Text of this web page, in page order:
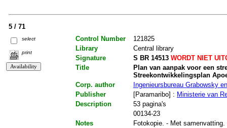
5 / 71
select
print
Control Number
121825
Library
Central library
Signature
S BR 14513WORDT NIET
Title
Plan van aanpak voor een
Streekontwikkelingsplan
Corp. author
Ingenieursbureau Grabowsky
Publisher
[Paramaribo] : Ministerie van
Description
53 pagina's
00134-23
Notes
Fotokopie. - Met